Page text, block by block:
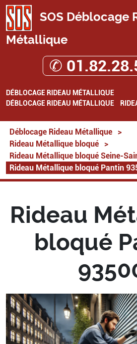
SOS Déblocage
Métallique
✆
DÉBLOCAGE RIDEAU MÉTALLIQUE
DÉBLOCAGE RIDEAU MÉTALLIQUE
Déblocage Rideau Métallique
>
Rideau Métallique bloqué
>
Rideau Métallique bloqué Seine-
Rideau Métallique bloqué Pantin
Rideau
bloqué